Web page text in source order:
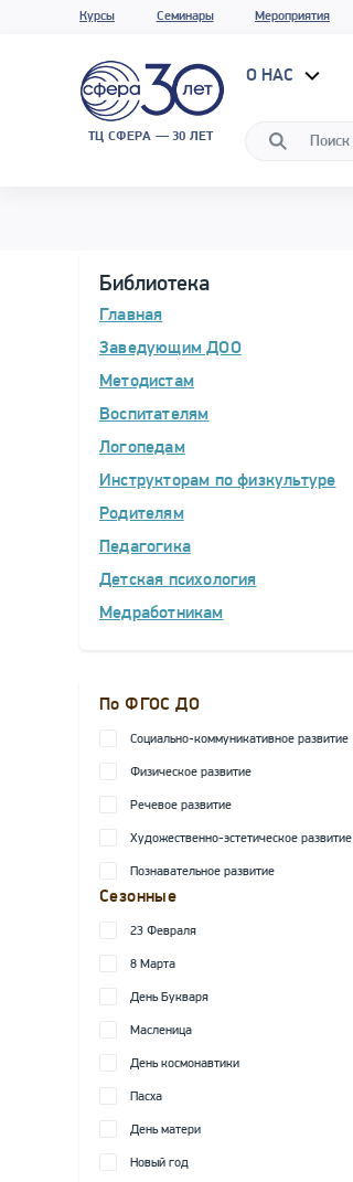
Курсы Семинары Мероприятия
ТЦ СФЕРА — 30 ЛЕТ
О НАС
Библиотека
Главная
Заведующим ДОО
Методистам
Воспитателям
Логопедам
Инструкторам по физкультуре
Родителям
Педагогика
Детская психология
Медработникам
По ФГОС ДО
Социально-коммуникативное развитие
Физическое развитие
Речевое развитие
Художественно-эстетическое развитие
Познавательное развитие
Сезонные
23 Февраля
8 Марта
День Букваря
Масленица
День космонавтики
Пасха
День матери
Новый год